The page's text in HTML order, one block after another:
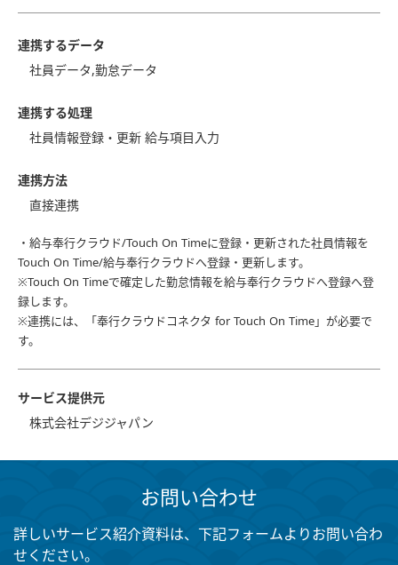
連携するデータ
社員データ,勤怠データ
連携する処理
社員情報登録・更新 給与項目入力
連携方法
直接連携
・給与奉行クラウド/Touch On Timeに登録・更新された社員情報を
Touch On Time/給与奉行クラウドへ登録・更新します。
※Touch On Timeで確定した勤怠情報を給与奉行クラウドへ登録へ登
録します。
※連携には、「奉行クラウドコネクタ for Touch On Time」が必要で
す。
サービス提供元
株式会社デジジャパン
お問い合わせ
詳しいサービス紹介資料は、下記フォームよりお問い合わ
せください。